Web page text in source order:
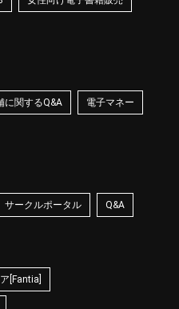
に関するQ&A 電子マネー
サークルポータル Q&A
[Fantia]